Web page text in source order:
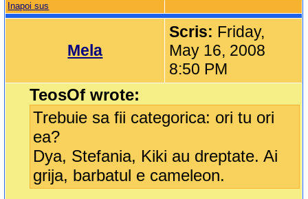
Inapoi sus
Mela
Scris: Friday,
May 16, 2008
8:50 PM
TeosOf wrote:
Trebuie sa fii categorica: ori tu ori
ea?
Dya, Stefania, Kiki au dreptate. Ai
grija, barbatul e cameleon.